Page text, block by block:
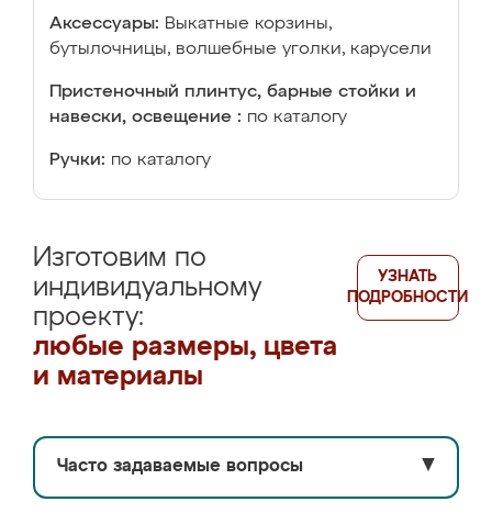
Аксессуары: Выкатные корзины,
бутылочницы, волшебные уголки, карусели
Пристеночный плинтус, барные стойки и
навески, освещение : по каталогу
Ручки: по каталогу
Изготовим по
индивидуальному
проекту:
любые размеры, цвета
и материалы
УЗНАТЬ
ПОДРОБНОСТИ
Часто задаваемые вопросы ▼